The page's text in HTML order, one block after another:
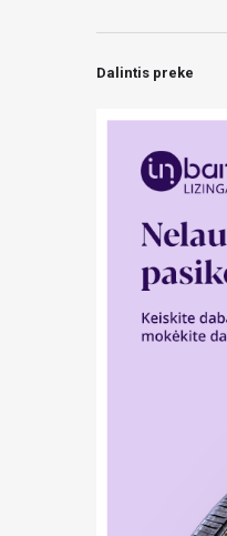
Dalintis preke